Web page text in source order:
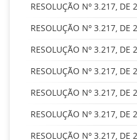
RESOLUÇÃO Nº 3.217, DE
RESOLUÇÃO Nº 3.217, DE
RESOLUÇÃO Nº 3.217, DE
RESOLUÇÃO Nº 3.217, DE
RESOLUÇÃO Nº 3.217, DE
RESOLUÇÃO Nº 3.217, DE
RESOLUÇÃO Nº 3.217, DE